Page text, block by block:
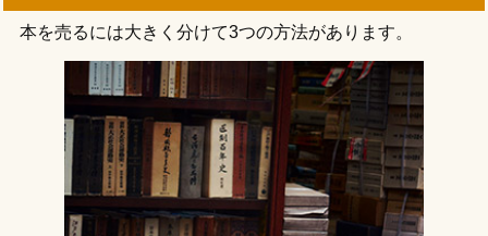
本を売るには大きく分けて3つの方法があります。